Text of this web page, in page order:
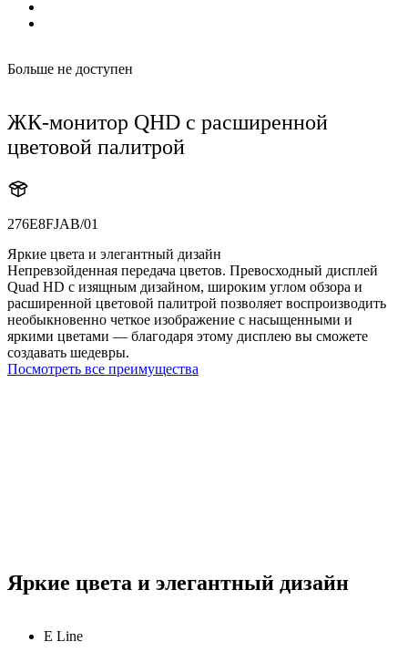
Больше не доступен
ЖК-монитор QHD с расширенной
цветовой палитрой
276E8FJAB/01
Яркие цвета и элегантный дизайн
Непревзойденная передача цветов. Превосходный дисплей
Quad HD с изящным дизайном, широким углом обзора и
расширенной цветовой палитрой позволяет воспроизводить
необыкновенно четкое изображение с насыщенными и
яркими цветами — благодаря этому дисплею вы сможете
создавать шедевры.
Посмотреть все преимущества
Яркие цвета и элегантный дизайн
E Line